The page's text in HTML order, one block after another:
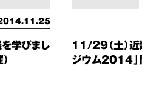
学びまし
11/29（土）近
ジウム2014」